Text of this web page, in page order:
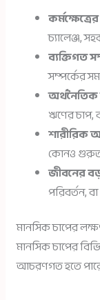
চ্যালেঞ্জ,
ব্যক্তিগত
সম্পর্কের
ঋণের চাপ,
শারীরিক
কোনও
জীবনের
পরিবর্তন,
মানসিক চাপের
মানসিক চাপের
আচরণগত হতে